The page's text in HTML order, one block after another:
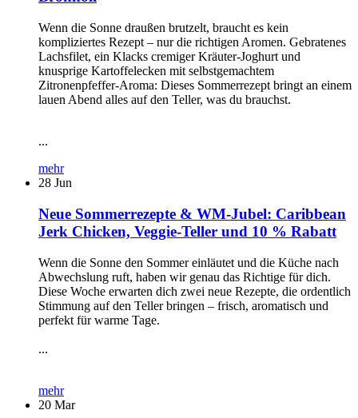
Wenn die Sonne draußen brutzelt, braucht es kein
kompliziertes Rezept – nur die richtigen Aromen. Gebratenes
Lachsfilet, ein Klacks cremiger Kräuter-Joghurt und
knusprige Kartoffelecken mit selbstgemachtem
Zitronenpfeffer-Aroma: Dieses Sommerrezept bringt an einem
lauen Abend alles auf den Teller, was du brauchst.
...
mehr
28 Jun
Neue Sommerrezepte & WM-Jubel: Caribbean
Jerk Chicken, Veggie-Teller und 10 % Rabatt
Wenn die Sonne den Sommer einläutet und die Küche nach
Abwechslung ruft, haben wir genau das Richtige für dich.
Diese Woche erwarten dich zwei neue Rezepte, die ordentlich
Stimmung auf den Teller bringen – frisch, aromatisch und
perfekt für warme Tage.
...
mehr
20 Mar